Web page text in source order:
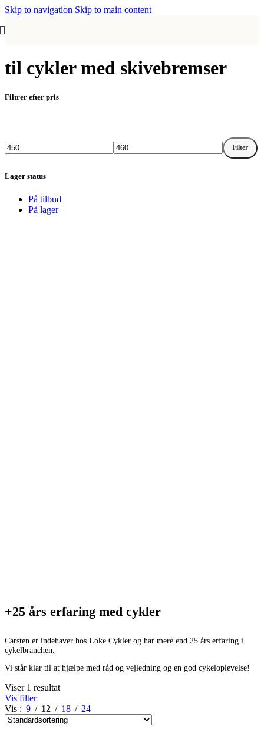
Skip to navigation Skip to main content
til cykler med skivebremser
Filtrer efter pris
Mindste
Højeste
Filter
Lager status
På tilbud
På lager
+25 års erfaring med cykler
Carsten er indehaver hos Loke Cykler og har mere end 25 års erfaring i
cykelbranchen.
Vi står klar til at hjælpe med råd og vejledning og en god cykeloplevelse!
Viser 1 resultat
Vis filter
Vis
9 12 18 24